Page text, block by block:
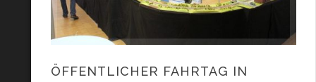
ÖFFENTLICHER FAHRTAG IN